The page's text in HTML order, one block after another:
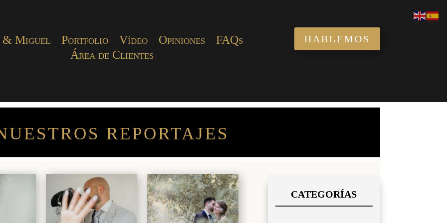
& Miguel Portfolio Vídeo Opiniones
FAQs
Área de Clientes
HABLEMOS
REPORTAJES